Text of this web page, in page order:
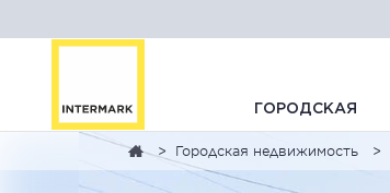
ГОРОДСКАЯ
Городская недвижимость